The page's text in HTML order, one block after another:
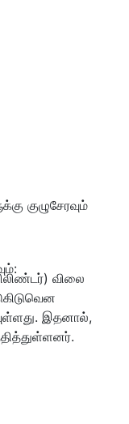
குழுசேரவும்
விலை
இதனால்,